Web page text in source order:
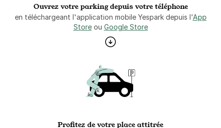
Ouvrez votre parking depuis votre téléphone
en téléchargeant l'application mobile Yespark depuis l'App
Storeou Google Store
Profitez de votre place attitrée